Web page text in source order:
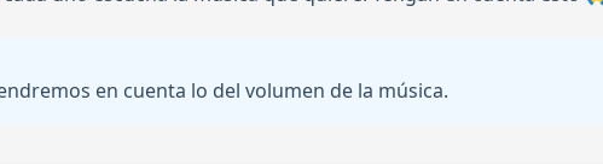
en cuenta lo del volumen de la música.